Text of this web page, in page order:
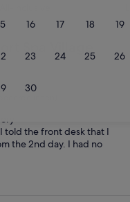
16 17 18 19
23 24 25 26
30
told the front desk that I
the 2nd day. I had no